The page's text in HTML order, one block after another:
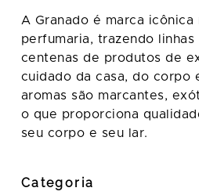
A Granado é marca icônica
perfumaria, trazendo linhas
centenas de produtos de
cuidado da casa, do corpo
aromas são marcantes,
o que proporciona
seu corpo e seu lar.
Categoria